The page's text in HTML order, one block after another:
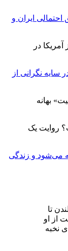
ایران و
سایه نگرانی از
روایت یک
می‌شود و زندگی